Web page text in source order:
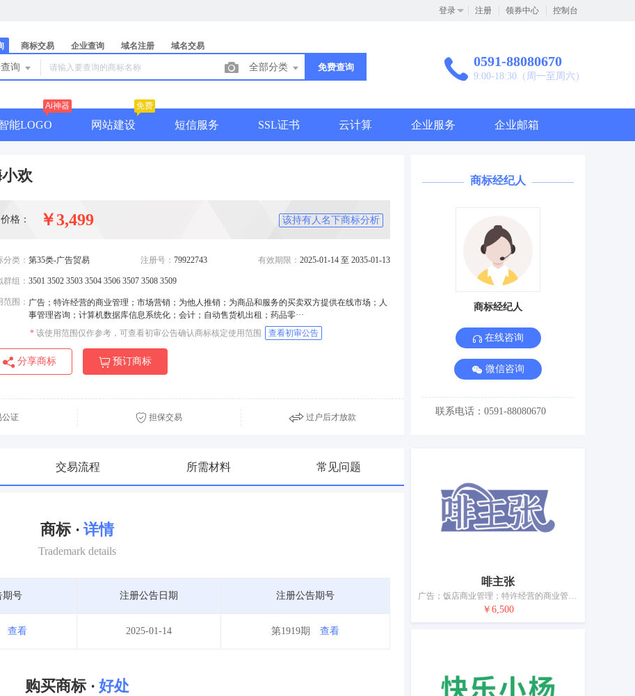
登录 注册 领券中心 控制台
商标交易 企业查询 域名注册 域名交易
询 全部分类 免费查询 0591-88080670
9:00-18:30（周一至周六）
能LOGO
Ai神器
网站建设
免费
短信服务 SSL证书 云计算 企业服务 企业邮箱
欢
价格： ￥3,499 该持有人名下商标分析
分类： 第35类-广告贸易 注册号： 79922743 有效期限： 2025-01-14 至 2035-01-13
群组： 3501 3502 3503 3504 3506 3507 3508 3509
范围： 广告；特许经营的商业管理；市场营销；为他人推销；为商品和服务的买卖双方提供在线市场；人
事管理咨询；计算机数据库信息系统化；会计；自动售货机出租；药品零···
* 该使用范围仅作参考，可查看初审公告确认商标核定使用范围 查看初审公告
分享商标 预订商标
公证 担保交易 过户后才放款
交易流程 所需材料 常见问题
商标 · 详情
Trademark details
期号 注册公告日期 注册公告期号
查看 2025-01-14 第1919期 查看
购买商标 · 好处
商标经纪人
商标经纪人
在线咨询
微信咨询
联系电话：0591-88080670
啡主张
广告；饭店商业管理；特许经营的商业管理；商业管理咨询；为他人推销；市场营销；人事管理咨询；计算机数据库信息系统化；餐馆外卖和送餐的在线预订服务；会计
￥6,500